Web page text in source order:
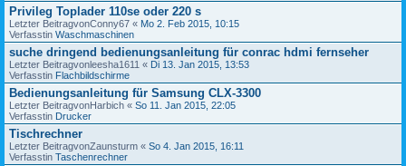
Privileg Toplader 110se oder 220 s
Letzter BeitragvonConny67 « Mo 2. Feb 2015, 10:15
Verfasstin Waschmaschinen
suche dringend bedienungsanleitung für conrac hdmi fernseher
Letzter Beitragvonleesha1611 « Di 13. Jan 2015, 13:53
Verfasstin Flachbildschirme
Bedienungsanleitung für Samsung CLX-3300
Letzter BeitragvonHarbich « So 11. Jan 2015, 22:05
Verfasstin Drucker
Tischrechner
Letzter BeitragvonZaunsturm « So 4. Jan 2015, 16:11
Verfasstin Taschenrechner